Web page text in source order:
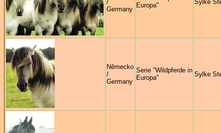
/
Germany
Europa"
Sylke
Německo
/
Germany
Serie "Wildpferde in
Europa"
Sylke